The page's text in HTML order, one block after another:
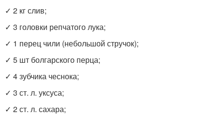
✓ 2 кг слив;
✓ 3 головки репчатого лука;
✓ 1 перец чили (небольшой стручок);
✓ 5 шт болгарского перца;
✓ 4 зубчика чеснока;
✓ 3 ст. л. уксуса;
✓ 2 ст. л. сахара;